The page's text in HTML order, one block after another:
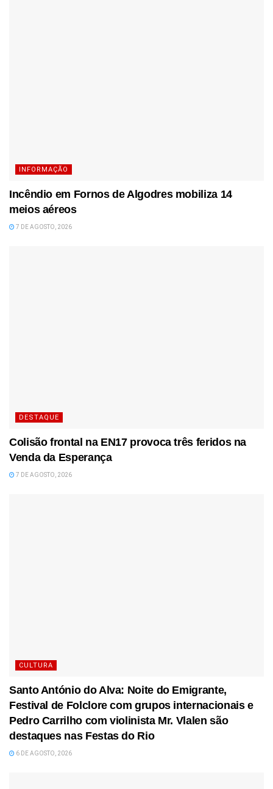
INFORMAÇÃO
Incêndio em Fornos de Algodres mobiliza 14
meios aéreos
7 DE AGOSTO, 2026
DESTAQUE
Colisão frontal na EN17 provoca três feridos na
Venda da Esperança
7 DE AGOSTO, 2026
CULTURA
Santo António do Alva: Noite do Emigrante,
Festival de Folclore com grupos internacionais e
Pedro Carrilho com violinista Mr. Vlalen são
destaques nas Festas do Rio
6 DE AGOSTO, 2026